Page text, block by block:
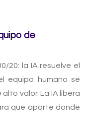
de
20: la IA resuelve el
equipo humano se
valor. La IA libera
que aporte donde